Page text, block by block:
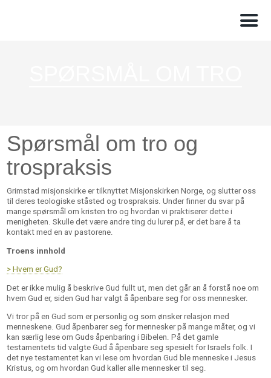
Spørsmål om tro og
trospraksis
Grimstad misjonskirke er tilknyttet Misjonskirken Norge, og slutter oss
til deres teologiske ståsted og trospraksis. Under finner du svar på
mange spørsmål om kristen tro og hvordan vi praktiserer dette i
menigheten. Skulle det være andre ting du lurer på, er det bare å ta
kontakt med en av pastorene.
Troens innhold
> Hvem er Gud?
Det er ikke mulig å beskrive Gud fullt ut, men det går an å forstå noe om
hvem Gud er, siden Gud har valgt å åpenbare seg for oss mennesker.
Vi tror på en Gud som er personlig og som ønsker relasjon med
menneskene. Gud åpenbarer seg for mennesker på mange måter, og vi
kan særlig lese om Guds åpenbaring i Bibelen. På det gamle
testamentets tid valgte Gud å åpenbare seg spesielt for Israels folk. I
det nye testamentet kan vi lese om hvordan Gud ble menneske i Jesus
Kristus, og om hvordan Gud kaller alle mennesker til seg.